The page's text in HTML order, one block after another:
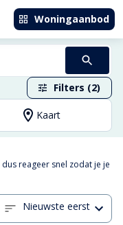
Woningaanbod
Filters (2)
Kaart
dus reageer snel zodat je je
Nieuwste eerst